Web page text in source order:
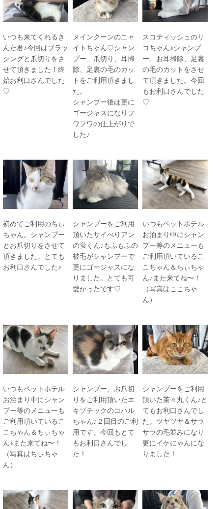
いつも来てくれるき
んた君♪今回はブラッ
シングと爪切りをさ
せて頂きました！終
始お利口さんでした
♡
メインクーンのニャ
イトちゃん♡シャン
プー、爪切り、耳掃
除、足裏の毛のカッ
トをご利用頂きまし
た。
シャンプー後は更に
ゴージャスになりフ
ワフワの仕上がりで
した♪
スコティッシュのリ
コちゃん♪シャンプ
ー、お耳掃除、足裏
の毛のカットをさせ
て頂きました。今回
もお利口さんでした
♡
初めてご利用のちぃ
ちゃん。シャンプー
とお爪切りをさせて
頂きました。とても
お利口さんでした♪
シャンプーをご利用
頂いたサイべりアン
の蛍くん♪もふもふの
被毛がシャンプーで
更にゴージャスにな
りました。とても可
愛かったです♡
いつもペットホテル
お泊まり中にシャン
プー等のメニューも
ご利用頂いているこ
こちゃん＆ちぃちゃ
ん♪また来てね〜！
（写真はここちゃ
ん）
いつもペットホテル
お泊まり中にシャン
プー等のメニューも
ご利用頂いているこ
こちゃん＆ちぃちゃ
ん♪また来てね〜！
（写真はちぃちゃ
ん）
シャンプー、お爪切
りをご利用頂いたエ
キゾチックのコハル
ちゃん♪２回目のご利
用です。今回もとて
もお利口さんでし
た！
シャンプーをご利用
頂いた茶々丸くん♪と
てもお利口さんでし
た。ツヤツヤ＆サラ
サラの毛並みになり
更にイケにゃんにな
りました！